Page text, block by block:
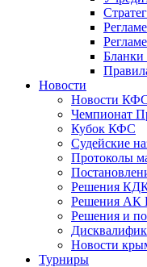
Бланки
Новости
Новости
Чемпионат
Кубок КФС
Судейские
Протоколы
Решения
Решения АК
Решения и
Новости
Турниры